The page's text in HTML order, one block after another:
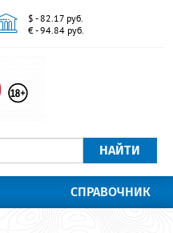
$ - 82.17 руб.
€ - 94.84 руб.
НАЙТИ
СПРАВОЧНИК